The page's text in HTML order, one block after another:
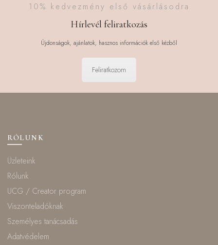
10% kedvezmény első vásárlásodra
Hírlevél feliratkozás
Újdonságok, ajánlatok, hasznos információk első kézből
Feliratkozom
RÓLUNK
Üzleteink
Rólunk
UCG / Creator program
Viszonteladóknak
Személyes tanácsadás
Adatvédelem